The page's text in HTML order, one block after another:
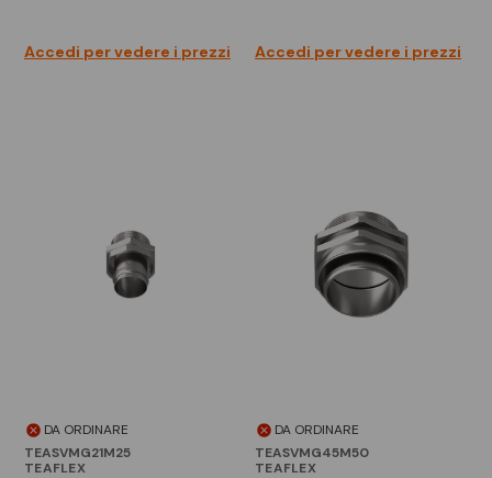
Accedi per vedere i prezzi Accedi per vedere i prezzi
DA ORDINARE
TEASVMG21M25
TEAFLEX
DA ORDINARE
TEASVMG45M50
TEAFLEX